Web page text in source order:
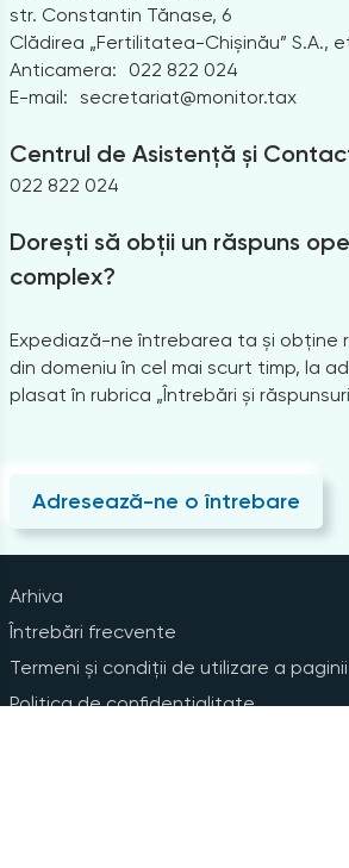
str. Constantin Tănase, 6
Clădirea „Fertilitatea-Chișinău” S.A.,
Anticamera:
022 822 024
E-mail: secretariat@monitor.tax
Centrul de Asistență și
022 822 024
Dorești să obții un răspuns
complex?
Expediază-ne întrebarea ta și obține
din domeniu în cel mai scurt timp, la
plasat în rubrica „Întrebări și
Adresează-ne o întrebare
Arhiva
Întrebări frecvente
Termeni și condiții de utilizare a paginii
Politica de confidențialitate